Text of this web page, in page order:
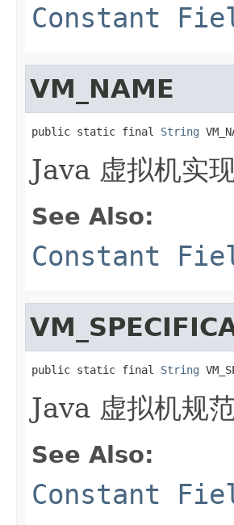
Constant
VM_NAME
public static final String
Java 虚拟机实
See Also:
Constant
public static final String
Java 虚拟机规
See Also:
Constant